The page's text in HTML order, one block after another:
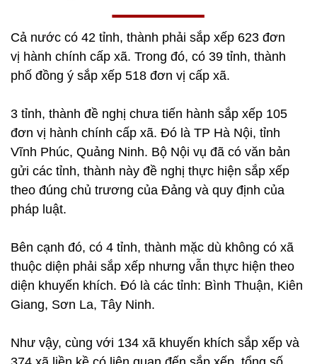
Cả nước có 42 tỉnh, thành phải sắp xếp 623 đơn
vị hành chính cấp xã. Trong đó, có 39 tỉnh, thành
phố đồng ý sắp xếp 518 đơn vị cấp xã.
3 tỉnh, thành đề nghị chưa tiến hành sắp xếp 105
đơn vị hành chính cấp xã. Đó là TP Hà Nội, tỉnh
Vĩnh Phúc, Quảng Ninh. Bộ Nội vụ đã có văn bản
gửi các tỉnh, thành này đề nghị thực hiện sắp xếp
theo đúng chủ trương của Đảng và quy định của
pháp luật.
Bên cạnh đó, có 4 tỉnh, thành mặc dù không có xã
thuộc diện phải sắp xếp nhưng vẫn thực hiện theo
diện khuyến khích. Đó là các tỉnh: Bình Thuận, Kiên
Giang, Sơn La, Tây Ninh.
Như vậy, cùng với 134 xã khuyến khích sắp xếp và